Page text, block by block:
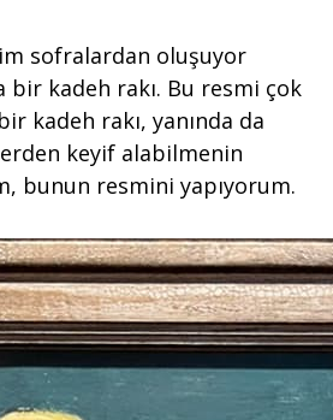
sofralardan oluşuyor
kadeh rakı. Bu resmi çok
kadeh rakı, yanında da
keyif alabilmenin
bunun resmini yapıyorum.